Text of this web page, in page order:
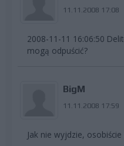
11.11.2008 17:08
2008-11-11 16:06:50
mogą odpuścić?
BigM
11.11.2008 17:59
Jak nie wyjdzie,